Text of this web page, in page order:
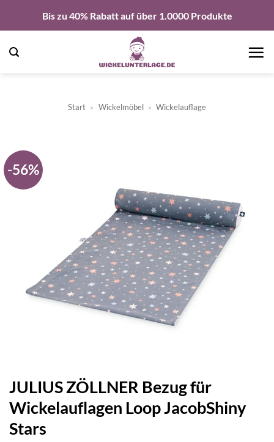
springen
Bis zu 40% Rabatt auf über 1.0000 Produkte
Start » Wickelmöbel » Wickelauflage
-56%
JULIUS ZÖLLNER Bezug für
Wickelauflagen Loop JacobShiny
Stars